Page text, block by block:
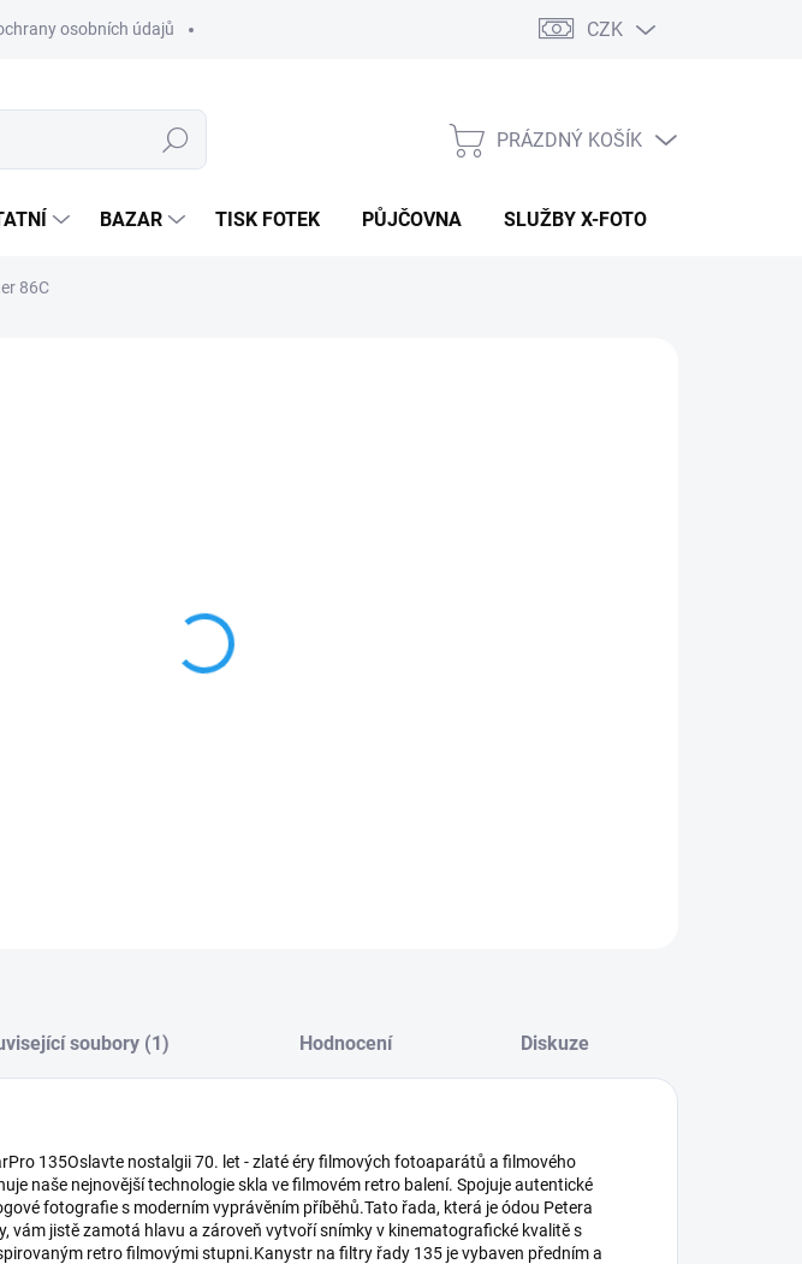
osobních údajů CZK
Hledat
NÁKUPNÍ
PRÁZDNÝ KOŠÍK
BAZAR TISK FOTEK PŮJČOVNA SLUŽBY X-FOTO
86C
soubory (1) Hodnocení Diskuze
135Oslavte nostalgii 70. let - zlaté éry filmových fotoaparátů a filmového
naše nejnovější technologie skla ve filmovém retro balení. Spojuje autentické
fotografie s moderním vyprávěním příběhů.Tato řada, která je ódou Petera
vám jistě zamotá hlavu a zároveň vytvoří snímky v kinematografické kvalitě s
retro filmovými stupni.Kanystr na filtry řady 135 je vybaven předním a